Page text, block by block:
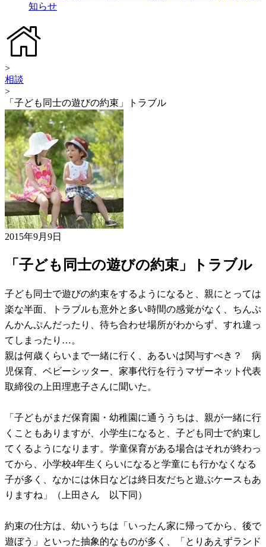
知らせ
>
相談
>
「子ども同士の遊びの約束」トラブル
2015年9月9日
「子ども同士の遊びの約束」トラブル
子ども同士で遊びの約束をするようになると、親にとっては
楽な半面、トラブルも意外と多い時間の感覚がなく、ちんぷ
んかんぷんだったり、待ち合わせ場所がわからず、すれ違っ
てしまったり…。
親は何歳くらいまで一緒に行く、あるいは関与すべき？ 病
児保育、ベビーシッター、家事代行を行うマザーネット代表
取締役の上田理恵子さんに聞いた。
「子どもがまだ保育園・幼稚園に通ううちは、親が一緒に行
くこともありますが、小学生になると、子ども同士で約束し
てくるようになります。学童保育がある場合はそれが終わっ
てから、小学校4年生くらいになると学童にも行かなくなる
子が多く、なかには休日などは終日友だちと遊ぶケースもあ
りますね」（上田さん 以下同）
約束の仕方は、幼いうちは「いったん家に帰ってから、後で
遊ぼう」といった抽象的なものが多く、「とりあえずランド